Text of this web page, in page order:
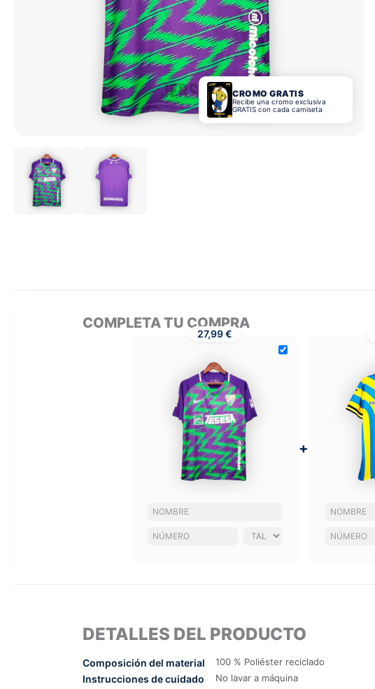
CROMO GRATIS
Recibe una cromo exclusiva
GRATIS con cada camiseta
COMPLETA TU COMPRA
27,99 €
+
DETALLES DEL PRODUCTO
Composición del material 100 % Poliéster reciclado
Instrucciones de cuidado No lavar a máquina